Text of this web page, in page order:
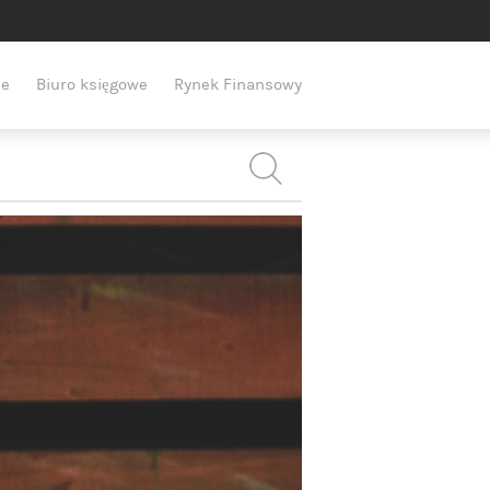
Biuro księgowe Rynek Finansowy